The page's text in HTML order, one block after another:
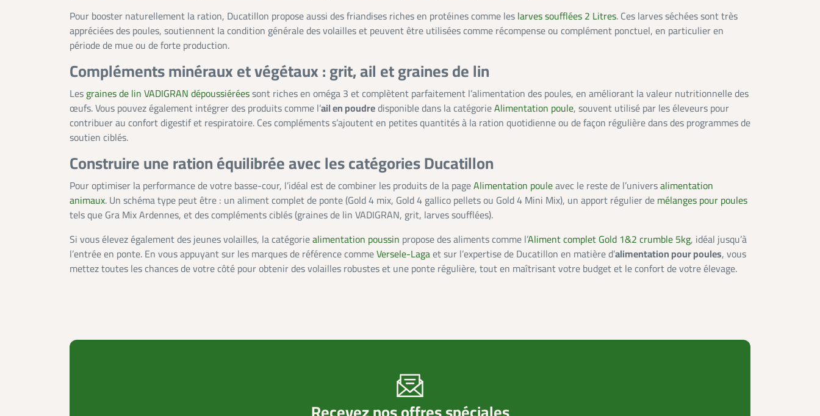
Pour booster naturellement la ration, Ducatillon propose aussi des friandises riches en protéines comme les larves soufflées 2 Litres. Ces larves séchées sont très
appréciées des poules, soutiennent la condition générale des volailles et peuvent être utilisées comme récompense ou complément ponctuel, en particulier en
période de mue ou de forte production.
Compléments minéraux et végétaux : grit, ail et graines de lin
Lesgraines de lin VADIGRAN dépoussiéréessont riches en oméga 3 et complètent parfaitement l’alimentation des poules, en améliorant la valeur nutritionnelle des
œufs. Vous pouvez également intégrer des produits comme l’ail en poudredisponible dans la catégorieAlimentation poule, souvent utilisé par les éleveurs pour
contribuer au confort digestif et respiratoire. Ces compléments s’ajoutent en petites quantités à la ration quotidienne ou de façon régulière dans des programmes de
soutien ciblés.
Construire une ration équilibrée avec les catégories Ducatillon
Pour optimiser la performance de votre basse-cour, l’idéal est de combiner les produits de la pageAlimentation pouleavec le reste de l’universalimentation
animaux. Un schéma type peut être : un aliment complet de ponte (Gold 4 mix, Gold 4 gallico pellets ou Gold 4 Mini Mix), un apport régulier de mélanges pour poules
tels que Gra Mix Ardennes, et des compléments ciblés (graines de lin VADIGRAN, grit, larves soufflées).
Si vous élevez également des jeunes volailles, la catégoriealimentation poussin propose des aliments comme l’Aliment complet Gold 1&2 crumble 5kg, idéal jusqu’à
l’entrée en ponte. En vous appuyant sur les marques de référence commeVersele-Lagaet sur l’expertise de Ducatillon en matière d’alimentation pour poules, vous
mettez toutes les chances de votre côté pour obtenir des volailles robustes et une ponte régulière, tout en maîtrisant votre budget et le confort de votre élevage.